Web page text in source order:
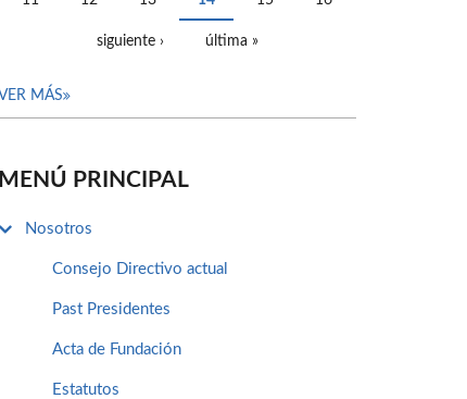
siguiente › última »
VER MÁS
MENÚ PRINCIPAL
Nosotros
Consejo Directivo actual
Past Presidentes
Acta de Fundación
Estatutos